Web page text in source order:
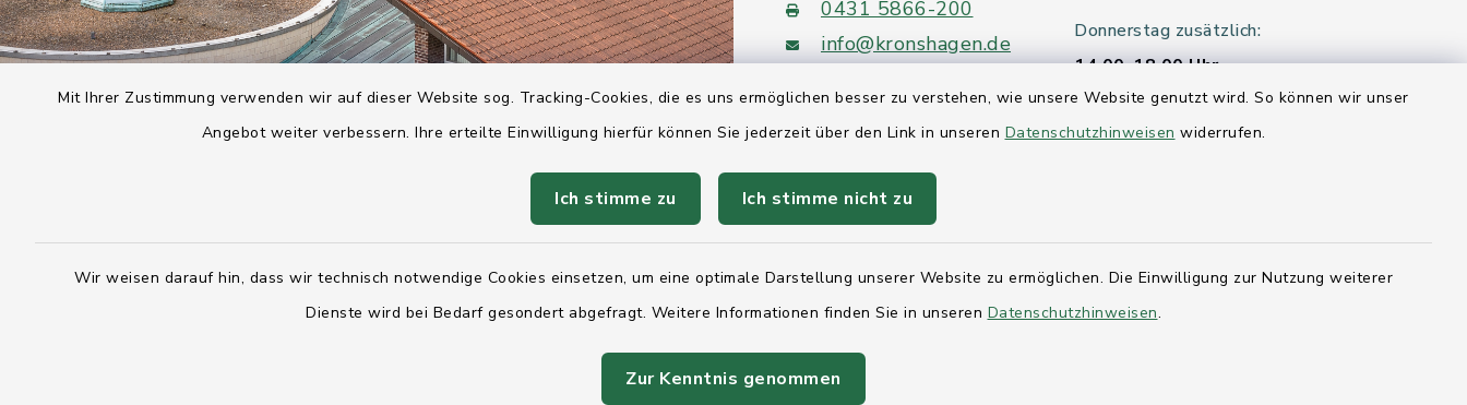
Mit Ihrer Zustimmung verwenden wir auf dieser Website sog. Tracking-Cookies, die es uns ermöglichen besser zu verstehen, wie unsere Website genutzt wird. So können wir unser
Angebot weiter verbessern. Ihre erteilte Einwilligung hierfür können Sie jederzeit über den Link in unseren Datenschutzhinweisen widerrufen.
Ich stimme zu Ich stimme nicht zu
Wir weisen darauf hin, dass wir technisch notwendige Cookies einsetzen, um eine optimale Darstellung unserer Website zu ermöglichen. Die Einwilligung zur Nutzung weiterer
Dienste wird bei Bedarf gesondert abgefragt. Weitere Informationen finden Sie in unseren Datenschutzhinweisen.
Zur Kenntnis genommen
0431 5866-200
info@kronshagen.de
Donnerstag zusätzlich:
14.00-18.00 Uhr
Quicklinks
Ihre Behördennummer 115
Holstein
Kreis Rendsburg-Eckernförde